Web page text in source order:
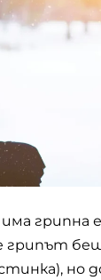
грипна
грипът
но